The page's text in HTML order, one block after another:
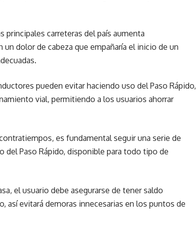
carreteras del país aumenta
dolor de cabeza que empañaría el inicio de un
pueden evitar haciendo uso del Paso Rápido,
vial, permitiendo a los usuarios ahorrar
es fundamental seguir una serie de
del Paso Rápido, disponible para todo tipo de
el usuario debe asegurarse de tener saldo
así evitará demoras innecesarias en los puntos de